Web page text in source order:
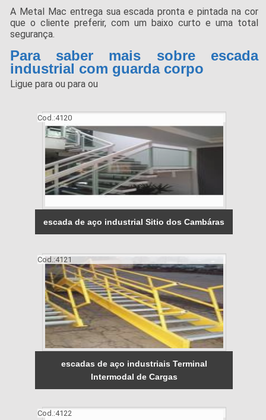
A Metal Mac entrega sua escada pronta e pintada na cor
que o cliente preferir, com um baixo curto e uma total
segurança.
Para saber mais sobre escada
industrial com guarda corpo
Ligue paraou paraou
Cod.:4120
escada de aço industrial Sitio dos Cambáras
Cod.:4121
escadas de aço industriais Terminal
Intermodal de Cargas
Cod.:4122